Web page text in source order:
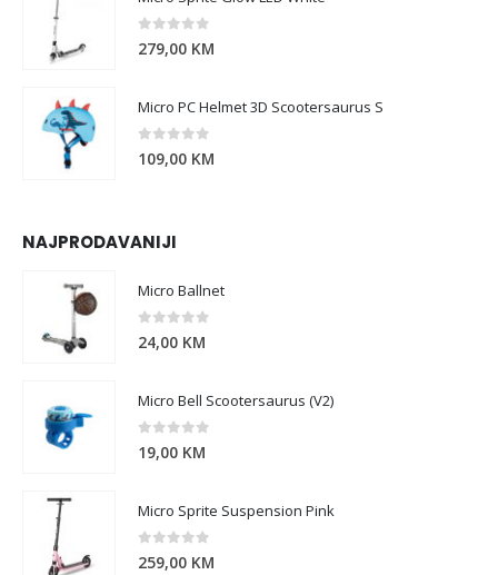
279,00 KM
Micro PC Helmet 3D Scootersaurus S
109,00 KM
NAJPRODAVANIJI
Micro Ballnet
0 out of 5
24,00 KM
Micro Bell Scootersaurus (V2)
0 out of 5
19,00 KM
Micro Sprite Suspension Pink
259,00 KM